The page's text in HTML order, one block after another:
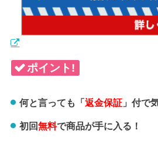
ポイント!
何と言っても「返金保証」付で
初回無料で商品が手に入る！